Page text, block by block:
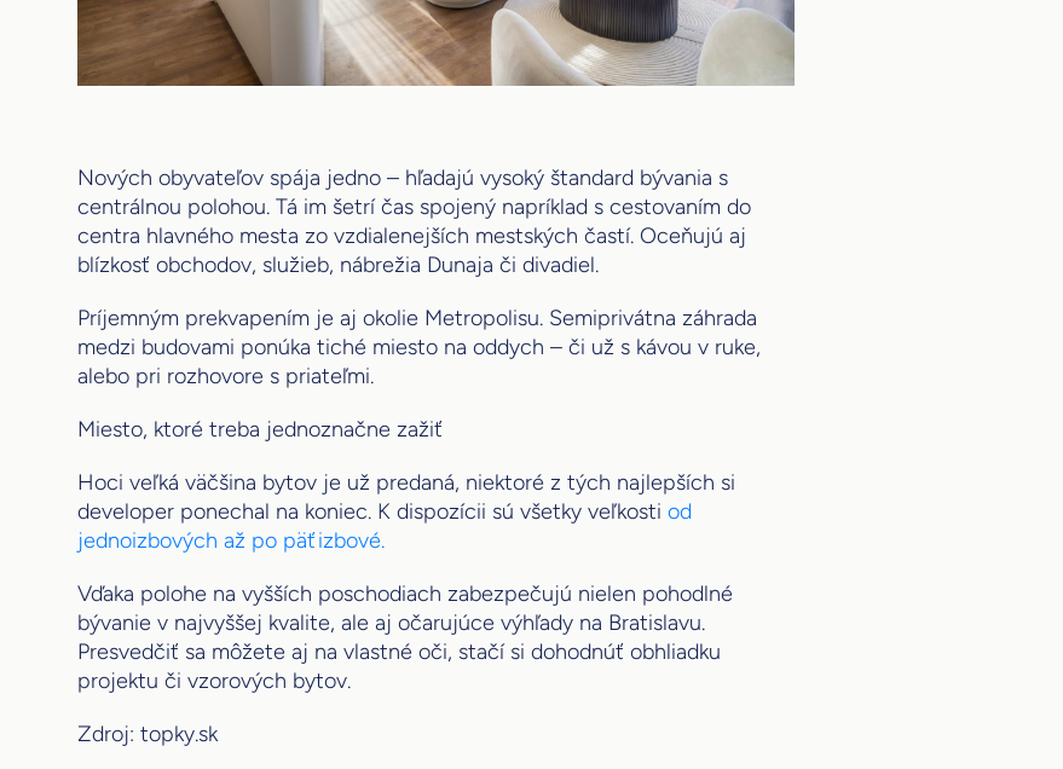
Nových obyvateľov spája jedno – hľadajú vysoký štandard bývania s
centrálnou polohou. Tá im šetrí čas spojený napríklad s cestovaním do
centra hlavného mesta zo vzdialenejších mestských častí. Oceňujú aj
blízkosť obchodov, služieb, nábrežia Dunaja či divadiel.
Príjemným prekvapením je aj okolie Metropolisu. Semiprivátna záhrada
medzi budovami ponúka tiché miesto na oddych – či už s kávou v ruke,
alebo pri rozhovore s priateľmi.
Miesto, ktoré treba jednoznačne zažiť
Hoci veľká väčšina bytov je už predaná, niektoré z tých najlepších si
developer ponechal na koniec. K dispozícii sú všetky veľkosti od
jednoizbových až po päťizbové.
Vďaka polohe na vyšších poschodiach zabezpečujú nielen pohodlné
bývanie v najvyššej kvalite, ale aj očarujúce výhľady na Bratislavu.
Presvedčiť sa môžete aj na vlastné oči, stačí si dohodnúť obhliadku
projektu či vzorových bytov.
Zdroj: topky.sk